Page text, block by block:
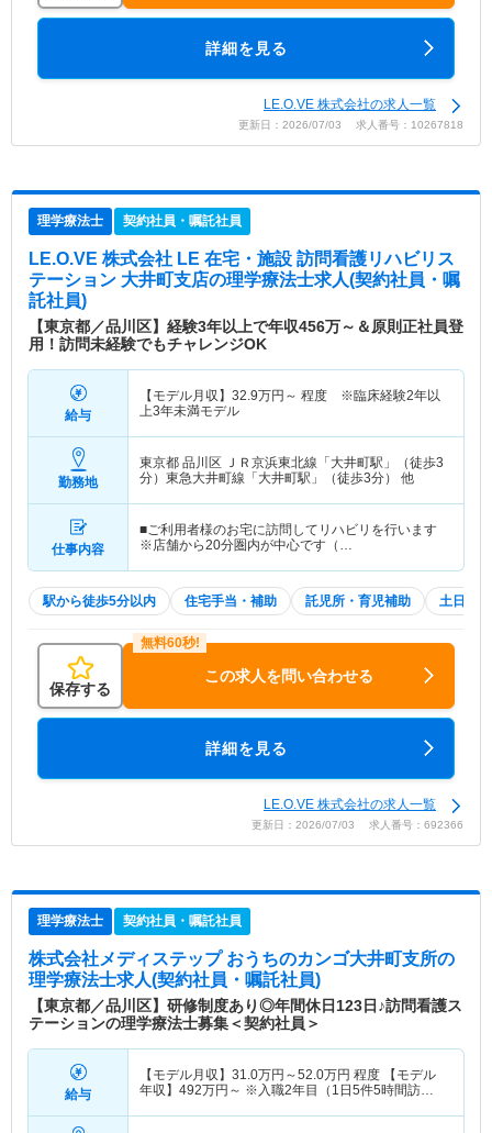
詳細を見る
LE.O.VE 株式会社の求人一覧
更新日：2026/07/03 求人番号：10267818
理学療法士 契約社員・嘱託社員
LE.O.VE 株式会社 LE 在宅・施設 訪問看護リハビリス
テーション 大井町支店の理学療法士求人(契約社員・嘱
託社員)
【東京都／品川区】経験3年以上で年収456万～＆原則正社員登
用！訪問未経験でもチャレンジOK
給与
【モデル月収】 32.9万円～ 程度 ※臨床経験2年以
上3年未満モデル
勤務地
東京都 品川区 ＪＲ京浜東北線「大井町駅」（徒歩3
分）東急大井町線「大井町駅」（徒歩3分） 他
仕事内容
■ご利用者様のお宅に訪問してリハビリを行います
※店舗から20分圏内が中心です（…
駅から徒歩5分以内 住宅手当・補助 託児所・育児補助 土日祝休
保存する
この求人を問い合わせる
詳細を見る
LE.O.VE 株式会社の求人一覧
更新日：2026/07/03 求人番号：692366
理学療法士 契約社員・嘱託社員
株式会社メディステップ おうちのカンゴ大井町支所の
理学療法士求人(契約社員・嘱託社員)
【東京都／品川区】研修制度あり◎年間休日123日♪訪問看護ス
テーションの理学療法士募集＜契約社員＞
給与
【モデル月収】 31.0万円～52.0万円 程度 【モデル
年収】 492万円～ ※入職2年目（1日5件5時間訪